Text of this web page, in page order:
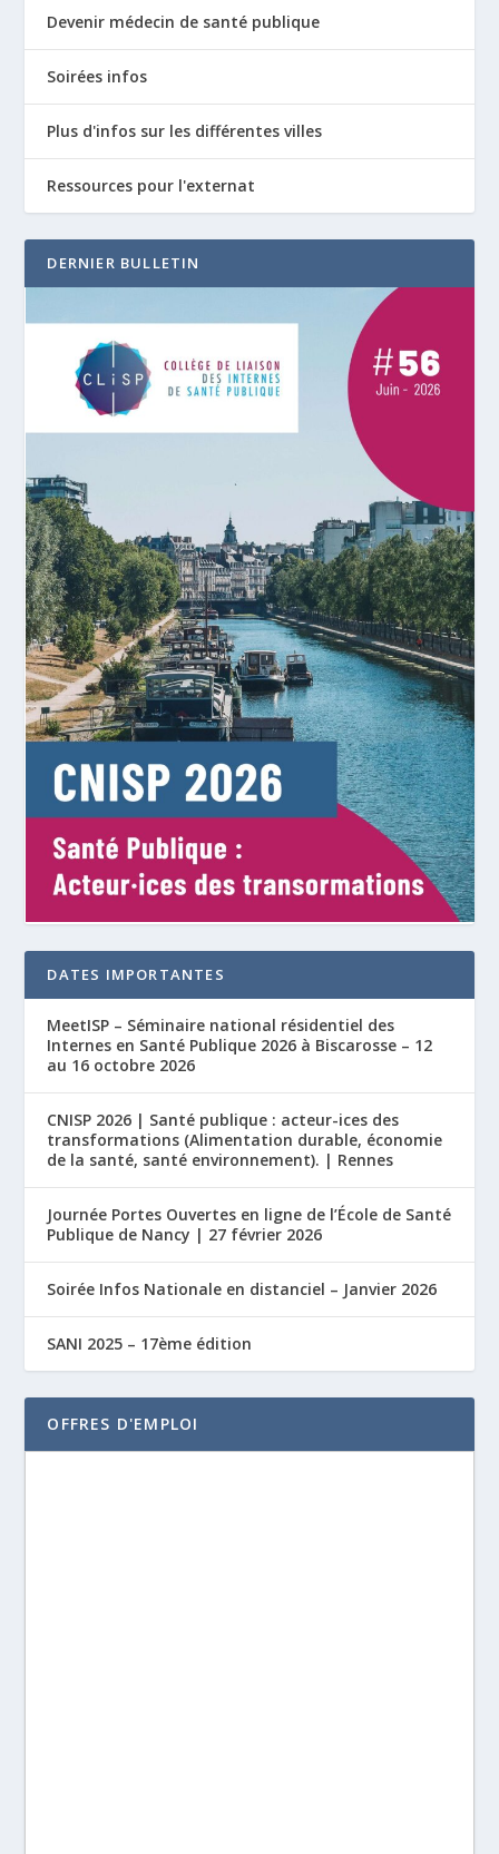
Devenir médecin de santé publique
Soirées infos
Plus d'infos sur les différentes villes
Ressources pour l'externat
DERNIER BULLETIN
DATES IMPORTANTES
MeetISP – Séminaire national résidentiel des
Internes en Santé Publique 2026 à Biscarosse – 12
au 16 octobre 2026
CNISP 2026 | Santé publique : acteur-ices des
transformations (Alimentation durable, économie
de la santé, santé environnement). | Rennes
Journée Portes Ouvertes en ligne de l’École de Santé
Publique de Nancy | 27 février 2026
Soirée Infos Nationale en distanciel – Janvier 2026
SANI 2025 – 17ème édition
OFFRES D'EMPLOI